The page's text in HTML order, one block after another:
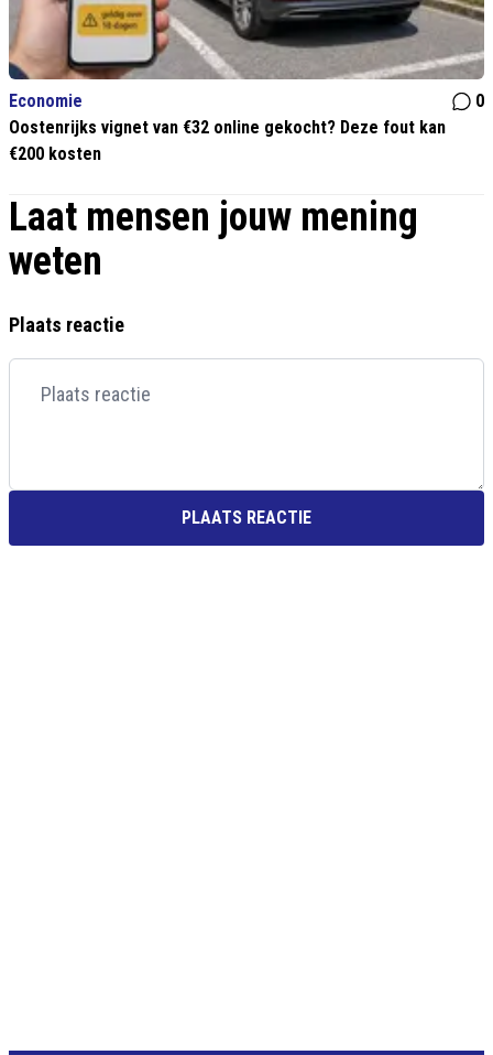
Economie
0
Oostenrijks vignet van €32 online gekocht? Deze fout kan
€200 kosten
Laat mensen jouw mening
weten
Plaats reactie
PLAATS REACTIE